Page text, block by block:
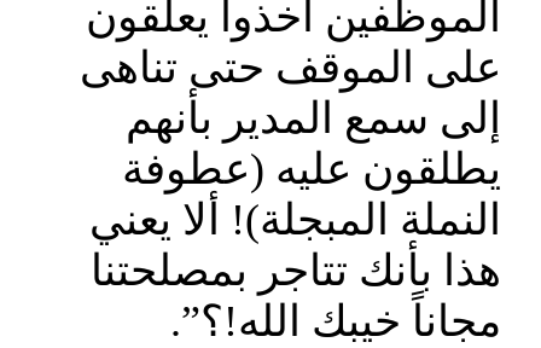
الموظفين أخذوا يعلقون
على الموقف حتى تناهى
إلى سمع المدير بأنهم
يطلقون عليه (عطوفة
النملة المبجلة)! ألا يعني
هذا بأنك تتاجر بمصلحتنا
مجاناً خيبك الله!؟”.